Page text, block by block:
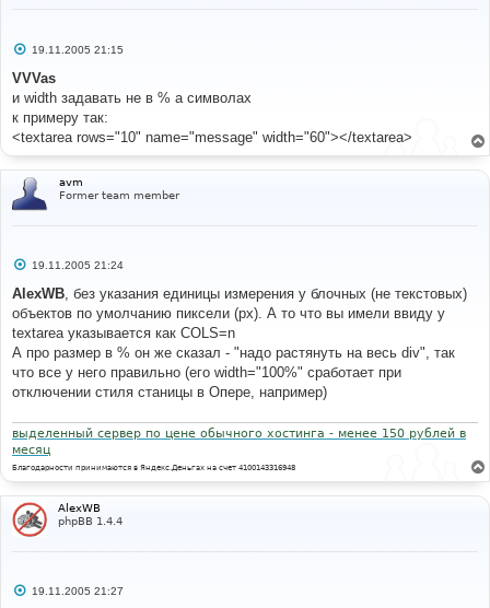
С
о
б
щ
е
н
и
19.11.2005 21:15
VVVas
и width задавать не в % а символах
к примеру так:
<textarea rows="10" name="message" width="60"></textarea>
avm
Former team member
С
о
б
щ
е
н
и
е
19.11.2005 21:24
AlexWB, без указания единицы измерения у блочных (не текстовых)
объектов по умолчанию пиксели (px). А то что вы имели ввиду у
textarea указывается как COLS=n
А про размер в % он же сказал - "надо растянуть на весь div", так
что все у него правильно (его width="100%" сработает при
отключении стиля станицы в Опере, например)
выделенный сервер по цене обычного хостинга - менее 150 рублей в
месяц
Благодарности принимаются в Яндекс.Деньгах на счет 4100143316948
AlexWB
phpBB 1.4.4
С19.11.2005 21:27